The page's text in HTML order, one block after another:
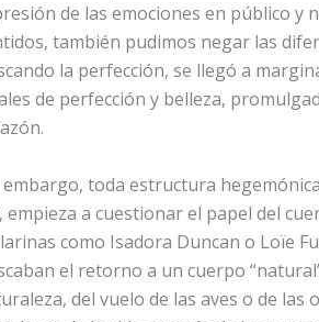
de las emociones en público
también pudimos negar las
la perfección, se llegó a
de perfección y belleza,
embargo, toda estructura
empieza a cuestionar el papel del
como Isadora Duncan o Loïe
el retorno a un cuerpo
del vuelo de las aves o de las